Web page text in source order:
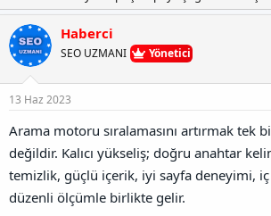
a
ş
l
a
t
a
ç
t
a
i
l
e
r
u
n
u
n
ğ
a
n
s
Haberci
SEO UZMANI Yönetici
13 Haz 2023
Arama motoru sıralamasını artırmak tek
değildir. Kalıcı yükseliş; doğru anahtar
temizlik, güçlü içerik, iyi sayfa deneyimi, iç
düzenli ölçümle birlikte gelir.